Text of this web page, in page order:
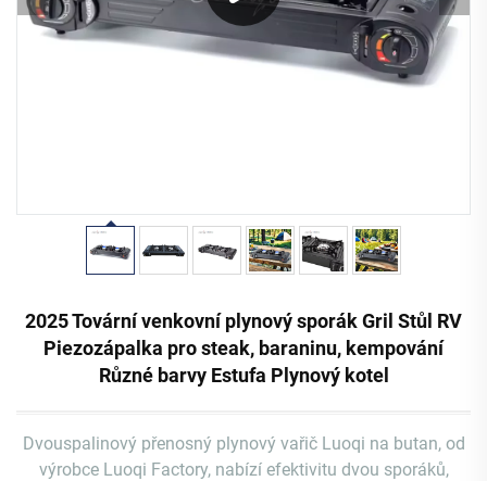
2025 Tovární venkovní plynový sporák Gril Stůl RV
Piezozápalka pro steak, baraninu, kempování
Různé barvy Estufa Plynový kotel
Dvouspalinový přenosný plynový vařič Luoqi na butan, od
výrobce Luoqi Factory, nabízí efektivitu dvou sporáků,